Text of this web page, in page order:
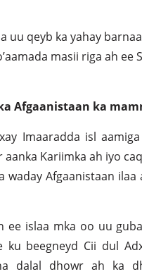
uu qeyb ka yahay
masii riga ah ee
Afgaanistaan ka
Imaaradda isl
aanka Kariimka ah iyo
waday Afgaanistaan
ee islaa mka oo uu
ku beegneyd Cii dul
dalal dhowr ah ka